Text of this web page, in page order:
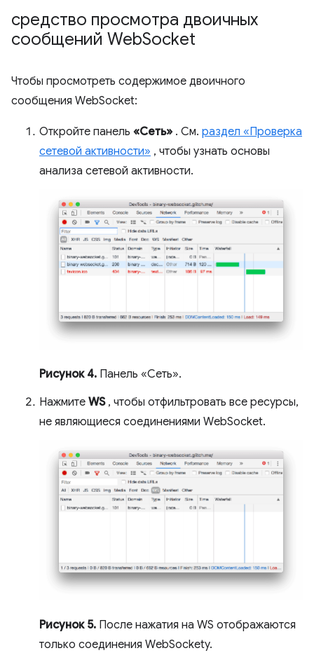
средство просмотра двоичных
сообщений WebSocket
Чтобы просмотреть содержимое двоичного
сообщения WebSocket:
Откройте панель «Сеть» . См. раздел «Проверка
сетевой активности» , чтобы узнать основы
анализа сетевой активности.
Рисунок 4. Панель «Сеть».
Нажмите WS, чтобы отфильтровать все ресурсы,
не являющиеся соединениями WebSocket.
Рисунок 5. После нажатия на WS отображаются
только соединения WebSockety.